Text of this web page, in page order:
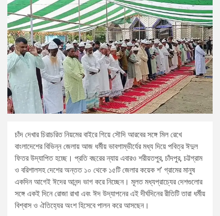
চাঁদ দেখার চিরাচরিত নিয়মের বাইরে গিয়ে সৌদি আরবের সঙ্গে মিল রেখে
বাংলাদেশের বিভিন্ন জেলায় আজ ধর্মীয় ভাবগাম্ভীর্যের মধ্য দিয়ে পবিত্র ঈদুল
ফিতর উদ্‌যাপিত হচ্ছে। প্রতি বছরের ন্যায় এবারও শরীয়তপুর, চাঁদপুর, চট্টগ্রাম
ও বরিশালসহ দেশের অন্তত ১০ থেকে ১৫টি জেলার কয়েক শ’ গ্রামের মানুষ
একদিন আগেই ঈদের আনন্দ ভাগ করে নিচ্ছেন। মূলত মধ্যপ্রাচ্যের দেশগুলোর
সঙ্গে একই দিনে রোজা রাখা এবং ঈদ উদ্‌যাপনের এই দীর্ঘদিনের রীতিটি তারা ধর্মীয়
বিশ্বাস ও ঐতিহ্যের অংশ হিসেবে পালন করে আসছেন।